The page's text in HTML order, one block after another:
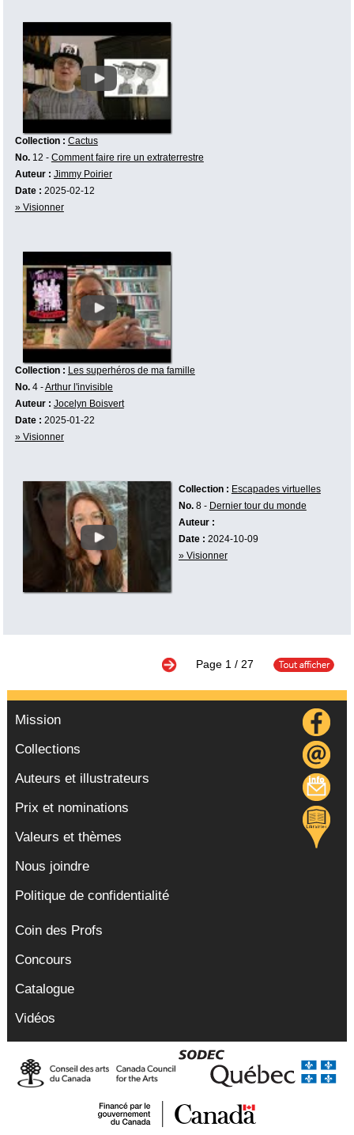
Collection : Cactus
No.12 - Comment faire rire un extraterrestre
Auteur : Jimmy Poirier
Date : 2025-02-12
» Visionner
Collection : Les superhéros de ma famille
No.4 -Arthur l'invisible
Auteur : Jocelyn Boisvert
Date : 2025-01-22
» Visionner
Collection : Escapades virtuelles
No.8 - Dernier tour du monde
Auteur :
Date : 2024-10-09
» Visionner
Page 1 / 27
Mission
Collections
Auteurs et illustrateurs
Prix et nominations
Valeurs et thèmes
Nous joindre
Politique de confidentialité
Coin des Profs
Concours
Catalogue
Vidéos